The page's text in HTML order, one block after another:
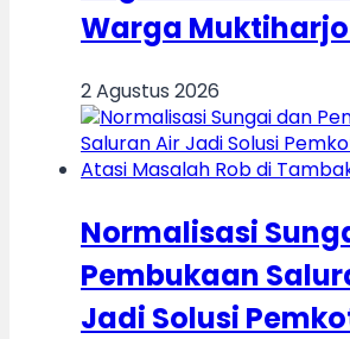
Warga
2 Agustus 2026
Normalisasi
Pembukaan
Jadi Solusi